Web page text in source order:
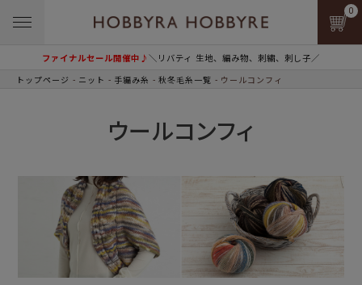
ファイナルセール開催中♪＼リバティ 生地、編み物、刺繍、刺し子／
0
トップページ ニット 手編み糸 秋冬毛糸一覧 ウールコンフィ
ウールコンフィ